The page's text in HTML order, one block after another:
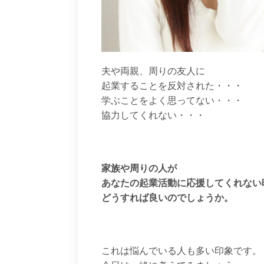
夫や両親、周りの友人に
起業することを反対された・・・
学ぶことをよく思ってない・・・
協力してくれない・・・
家族や周りの人が
あなたの起業活動に応援してくれない
どうすれば良いのでしょうか。
これは悩んでいる人も多い印象です。